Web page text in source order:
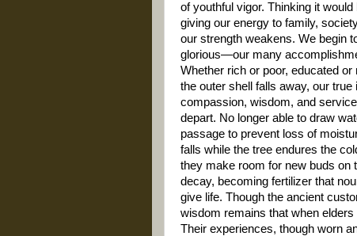
of youthful vigor. Thinking it
giving our energy to family,
our strength weakens. We begin
glorious—our many
Whether rich or poor, educated
the outer shell falls away, our
compassion, wisdom, and
depart. No longer able to draw
passage to prevent loss of
falls while the tree endures the
they make room for new buds on
decay, becoming fertilizer that
give life. Though the ancient
wisdom remains that when
Their experiences, though worn